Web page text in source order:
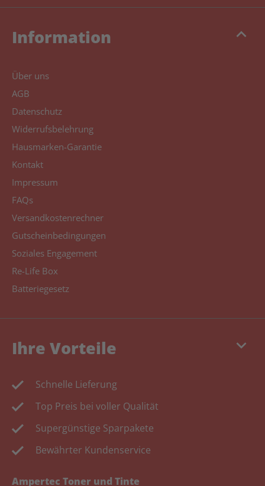
keyboard_arrow_up
Information
Über uns
AGB
Datenschutz
Widerrufsbelehrung
Hausmarken-Garantie
Kontakt
Impressum
FAQs
Versandkostenrechner
Gutscheinbedingungen
Soziales Engagement
Re-Life Box
Batteriegesetz
keyboard_arrow_down
Ihre Vorteile
Schnelle Lieferung
Top Preis bei voller Qualität
Supergünstige Sparpakete
Bewährter Kundenservice
Ampertec Toner und Tinte